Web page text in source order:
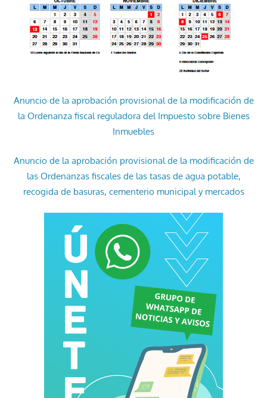
Anuncio de la aprobación provisional de la modificación de
la Ordenanza fiscal reguladora del Impuesto sobre Bienes
Inmuebles
Anuncio de la aprobación provisional de la modificación de
las Ordenanzas fiscales de las tasas de agua potable,
recogida de basuras, cementerio municipal y mercados